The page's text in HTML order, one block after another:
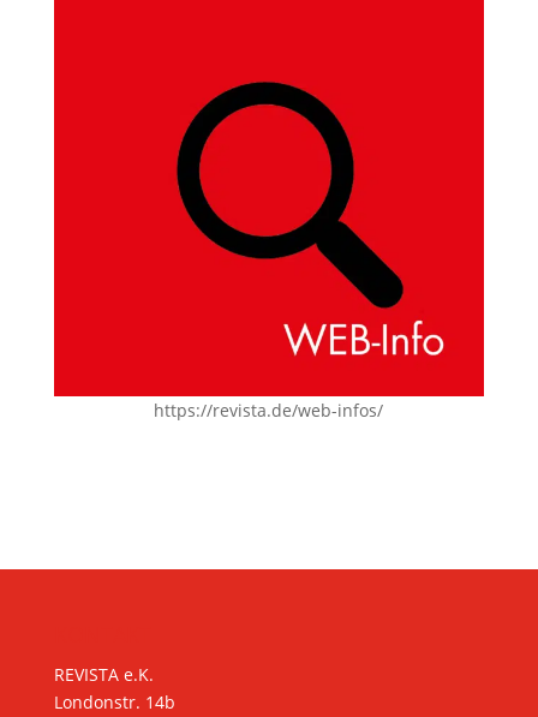
https://revista.de/web-infos/
REVISTA e.K.
Londonstr. 14b